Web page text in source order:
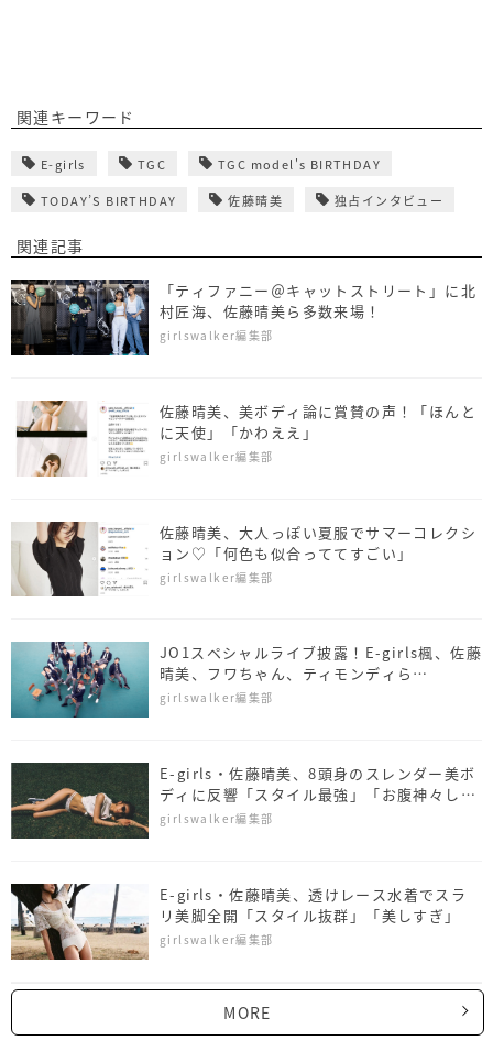
関連キーワード
E-girls TGC TGC model's BIRTHDAY
TODAY’S BIRTHDAY 佐藤晴美 独占インタビュー
関連記事
「ティファニー＠キャットストリート」に北
村匠海、佐藤晴美ら多数来場！
girlswalker編集部
佐藤晴美、美ボディ論に賞賛の声！「ほんと
に天使」「かわええ」
girlswalker編集部
佐藤晴美、大人っぽい夏服でサマーコレクシ
ョン♡「何色も似合っててすごい」
girlswalker編集部
JO1スペシャルライブ披露！E-girls楓、佐藤
晴美、フワちゃん、ティモンディら
「TGC'20 A/W」出演者第4弾発表！
girlswalker編集部
E-girls・佐藤晴美、8頭身のスレンダー美ボ
ディに反響「スタイル最強」「お腹神々し
い」
girlswalker編集部
E-girls・佐藤晴美、透けレース水着でスラ
リ美脚全開「スタイル抜群」「美しすぎ」
girlswalker編集部
MORE